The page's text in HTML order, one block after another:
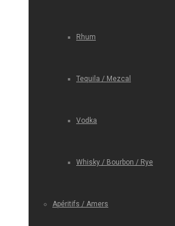
Rhum
Tequila / Mezcal
Vodka
Whisky / Bourbon / Rye
Apéritifs / Amers